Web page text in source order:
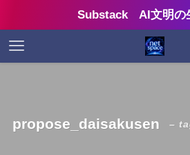
Substack AI文明の
propose_daisakusen –